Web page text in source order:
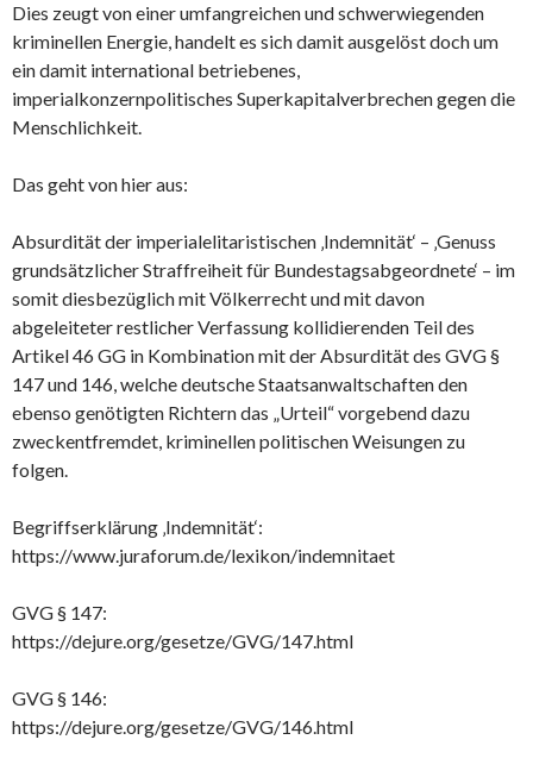
Dies zeugt von einer umfangreichen und schwerwiegenden
kriminellen Energie, handelt es sich damit ausgelöst doch um
ein damit international betriebenes,
imperialkonzernpolitisches Superkapitalverbrechen gegen die
Menschlichkeit.
Das geht von hier aus:
Absurdität der imperialelitaristischen ‚Indemnität‘ – ‚Genuss
grundsätzlicher Straffreiheit für Bundestagsabgeordnete‘ – im
somit diesbezüglich mit Völkerrecht und mit davon
abgeleiteter restlicher Verfassung kollidierenden Teil des
Artikel 46 GG in Kombination mit der Absurdität des GVG §
147 und 146, welche deutsche Staatsanwaltschaften den
ebenso genötigten Richtern das „Urteil“ vorgebend dazu
zweckentfremdet, kriminellen politischen Weisungen zu
folgen.
Begriffserklärung ‚Indemnität‘:
https://www.juraforum.de/lexikon/indemnitaet
GVG § 147:
https://dejure.org/gesetze/GVG/147.html
GVG § 146:
https://dejure.org/gesetze/GVG/146.html